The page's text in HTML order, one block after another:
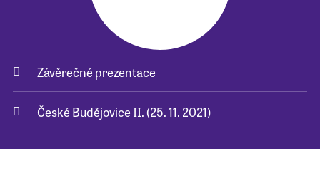
Pro školy
Příběhy našich sousedů
Závěrečné prezentace
České Budějovice II. (25. 11. 2021)